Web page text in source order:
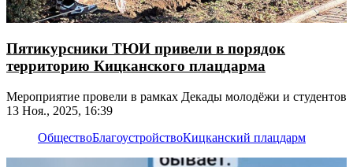
Пятикурсники ТЮИ привели в порядок
территорию Кицканского плацдарма
Мероприятие провели в рамках Декады молодёжи и студентов
13 Ноя., 2025, 16:39
ОбществоБлагоустройствоКицканский плацдарм